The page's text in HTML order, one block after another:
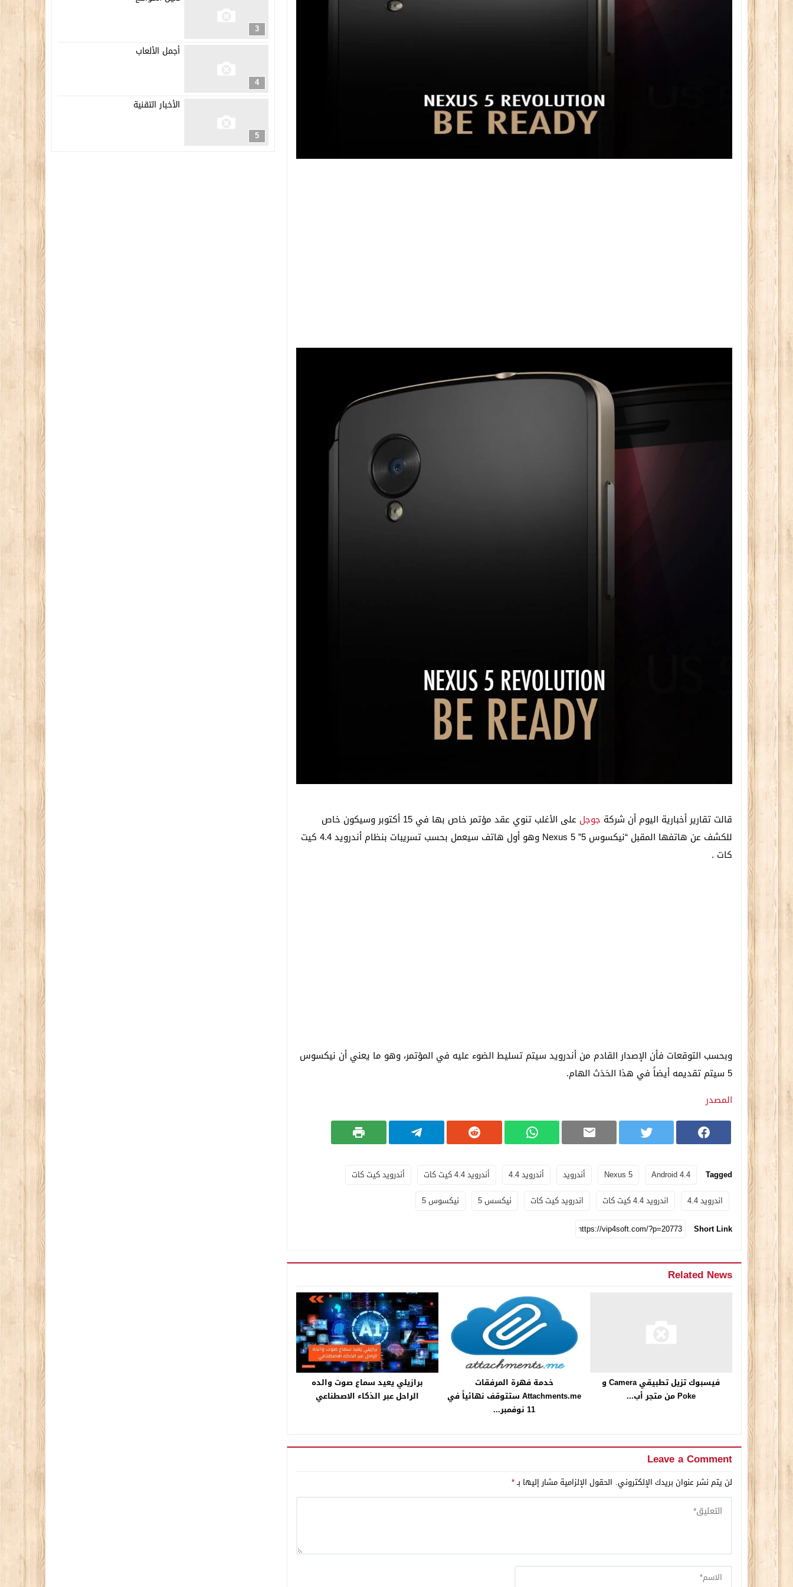
قالت تقارير أخبارية اليوم أن شركة جوجل
على الأغلب تنوي عقد مؤتمر خاص بها في 15 أكتوبر وسيكون خاص
للكشف عن هاتفها المقبل “نيكسوس 5” Nexus 5 وهو أول هاتف سيعمل بحسب تسريبات بنظام أندرويد 4.4 كيت
كات .
وبحسب التوقعات فأن الإصدار القادم من أندرويد سيتم تسليط الضوء عليه في المؤتمر، وهو ما يعني أن نيكسوس
5 سيتم تقديمه أيضاً في هذا الحَدَث الهام.
المصدر
Tagged
Android 4.4
Nexus 5 أندرويد أندرويد 4.4 أندرويد 4.4 كيت كات
أندرويد كيت كات
اندرويد 4.4
اندرويد 4.4 كيت كات اندرويد كيت كات نيكسس 5
نيكسوس 5
Short Link
Related News
فيسبوك تزيل تطبيقي Camera و
Poke من متجر أب...
خدمة فهرة المرفقات
Attachments.me ستتوقف نهائياً في
11 نوفمبر...
برازيلي يعيد سماع صوت والده
الراحل عبر الذكاء الاصطناعي
Leave a Comment
لن يتم نشر عنوان بريدك الإلكتروني. الحقول الإلزامية مشار إليها بـ*
3
4
أجمل الألعاب
5
الأخبار التقنية